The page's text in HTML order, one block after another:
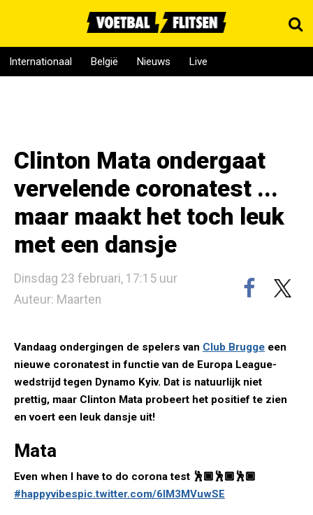
Internationaal België Nieuws Live
Clinton Mata ondergaat
vervelende coronatest ...
maar maakt het toch leuk
met een dansje
Dinsdag 23 februari, 17:15 uur
Auteur: Maarten
Vandaag ondergingen de spelers van Club Brugge een
nieuwe coronatest in functie van de Europa League-
wedstrijd tegen Dynamo Kyiv. Dat is natuurlijk niet
prettig, maar Clinton Mata probeert het positief te zien
en voert een leuk dansje uit!
Mata
Even when I have to do corona test 🕺🏾🕺🏾🕺🏾
#happyvibespic.twitter.com/6lM3MVuwSE